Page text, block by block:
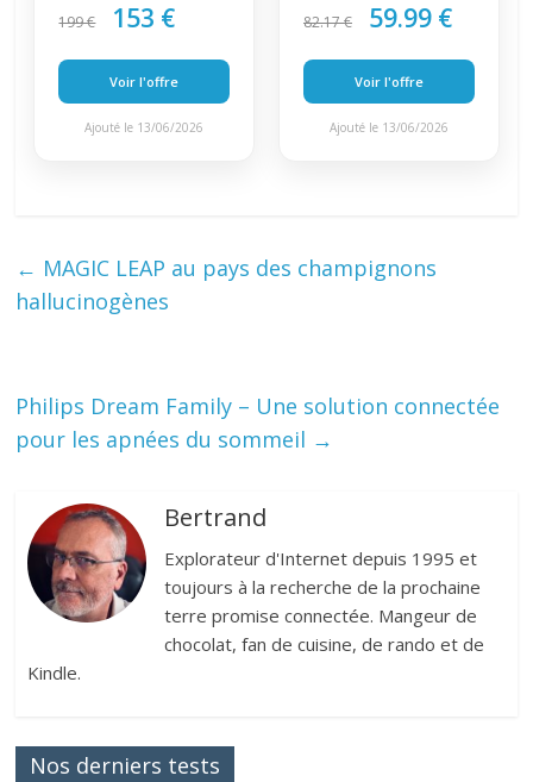
199 € 153 €
Voir l'offre
Ajouté le 13/06/2026
82.17 € 59.99 €
Voir l'offre
Ajouté le 13/06/2026
← MAGIC LEAP au pays des champignons
hallucinogènes
Philips Dream Family – Une solution connectée
pour les apnées du sommeil →
Bertrand
Explorateur d'Internet depuis 1995 et
toujours à la recherche de la prochaine
terre promise connectée. Mangeur de
chocolat, fan de cuisine, de rando et de
Kindle.
Nos derniers tests